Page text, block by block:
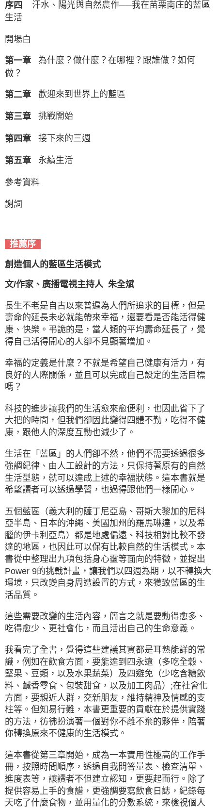
序四
汗水、陽光與自然農作──我在苗栗南庄的藍區
生活
開場白
第一章 為什麼？做什麼？在哪裡？跟誰做？如何
做？
第二章 歡迎來到世界上的藍區
第三章 挑戰開始
第四章 接下來的三週
第五章 永續生活
參考資料
謝詞
推薦序
創造個人的藍區生活模式
文/作家、廣播電視主持人 朱全斌
長生不老是自古以來普遍為人們所追求的目標，但是
壽命的延長未必就能帶來幸福，還要看是否能活得健
康、快樂。弔詭的是，當人類的平均壽命延長了，覺
得自己活得開心的人卻不見顯著增加。
幸福的定義是什麼？不就是希望自己健康有活力，有
良好的人際關係，並且可以完成自己設定的生活目標
嗎？
科技的進步讓我們的生活愈來愈便利，也因此省下了
大把的時間，但我們卻因此變得四體不勤，吃得不健
康，跟他人的深度互動也減少了。
生活在「藍區」的人們卻不然，他們不需要透過很多
強調紀律、由人工設計的方法，只保持著原有的自然
生活型態，就可以達成上述的幸福狀態。這本書就是
希望讀者可以透過學習，也過得跟他們一樣開心。
五個藍區（義大利的薩丁尼亞島、哥斯大黎加的尼科
亞半島、日本的沖繩、美國加州的羅馬琳達，以及希
臘的伊卡利亞島）都是地處偏遠、科技相對比較不發
達的地區，也因此可以保有比較自然的生活模式。本
書從中整理出九項包括身心靈等面向的特徵，並提出
Power 9的挑戰計畫，讓我們以四週為期，以不轉換大
環境，只改變自身周遭設置的方式，來獲致藍區的生
活品質。
這些需要改變的生活內容，簡言之就是要動得愈多、
吃得愈少、更社會化，而且活出自己的生命意義。
我看完了全書，覺得這些建議其實都是耳熟能詳的常
識，例如在飲食方面，要能達到四永遠（多吃全穀、
堅果、豆類，以及水果蔬菜）及四避免（少吃含糖飲
料、鹹香零食、包裝甜食，以及加工肉品）;在社會化
方面，要親近人群，交新朋友，維持精神及情感的支
柱等。但知易行難，本書更重要的貢獻在於提供實踐
的方法，彷彿扮演著一個對你不離不棄的夥伴，陪著
你轉換原來不健康的生活模式。
這本書從第三章開始，成為一本實用性極高的工作手
冊，按照時間順序，透過自我問答量表、檢查清單、
進度表等，讓讀者不但建立認知，更要起而行。除了
提供容易上手的食譜，更強調要寫飲食日誌，紀錄每
天吃了什麼食物，並用量化的分數系統，來檢視個人